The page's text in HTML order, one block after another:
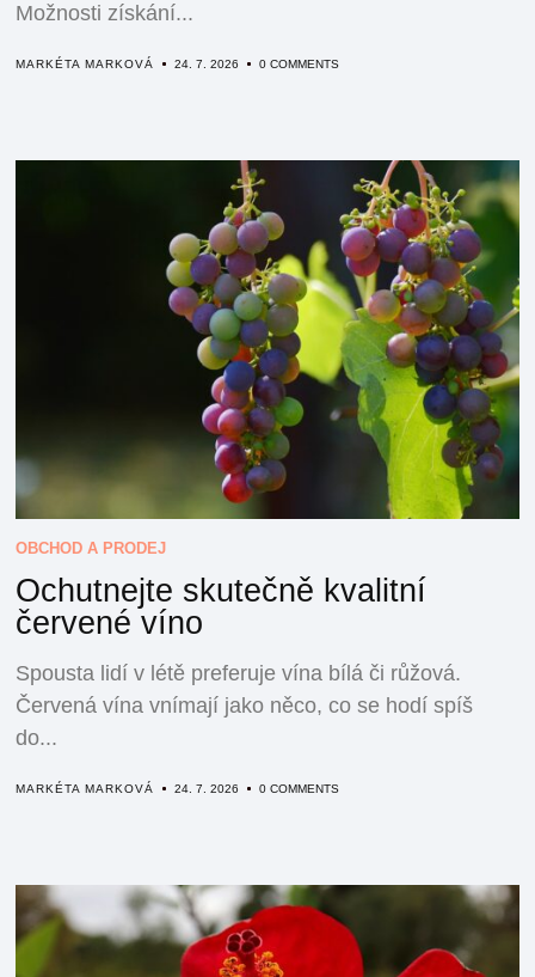
Možnosti získání...
MARKÉTA MARKOVÁ 24. 7. 2026 0 COMMENTS
OBCHOD A PRODEJ
Ochutnejte skutečně kvalitní
červené víno
Spousta lidí v létě preferuje vína bílá či růžová.
Červená vína vnímají jako něco, co se hodí spíš
do...
MARKÉTA MARKOVÁ 24. 7. 2026 0 COMMENTS